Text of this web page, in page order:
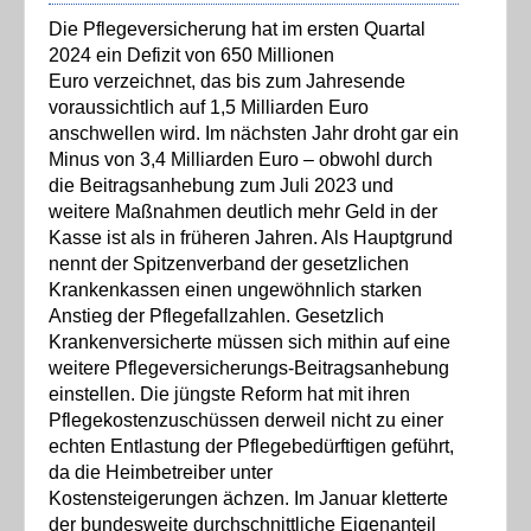
Die Pflegeversicherung hat im ersten Quartal
2024 ein Defizit von 650 Millionen
Euro verzeichnet, das bis zum Jahresende
voraussichtlich auf 1,5 Milliarden Euro
anschwellen wird. Im nächsten Jahr droht gar ein
Minus von 3,4 Milliarden Euro – obwohl durch
die Beitragsanhebung zum Juli 2023 und
weitere Maßnahmen deutlich mehr Geld in der
Kasse ist als in früheren Jahren. Als Hauptgrund
nennt der Spitzenverband der gesetzlichen
Krankenkassen einen ungewöhnlich starken
Anstieg der Pflegefallzahlen. Gesetzlich
Krankenversicherte müssen sich mithin auf eine
weitere Pflegeversicherungs-Beitragsanhebung
einstellen. Die jüngste Reform hat mit ihren
Pflegekostenzuschüssen derweil nicht zu einer
echten Entlastung der Pflegebedürftigen geführt,
da die Heimbetreiber unter
Kostensteigerungen ächzen. Im Januar kletterte
der bundesweite durchschnittliche Eigenanteil